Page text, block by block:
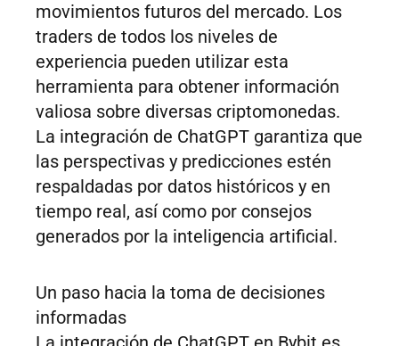
movimientos futuros del mercado. Los
traders de todos los niveles de
experiencia pueden utilizar esta
herramienta para obtener información
valiosa sobre diversas criptomonedas.
La integración de ChatGPT garantiza que
las perspectivas y predicciones estén
respaldadas por datos históricos y en
tiempo real, así como por consejos
generados por la inteligencia artificial.
Un paso hacia la toma de decisiones
informadas